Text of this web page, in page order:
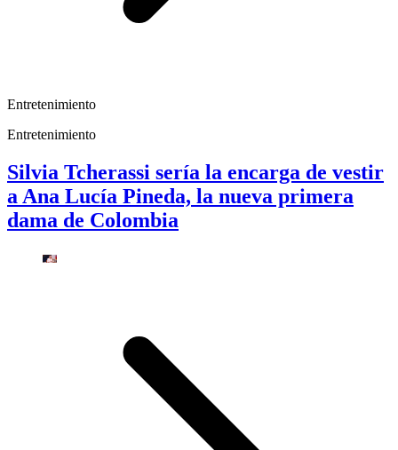
Entretenimiento
Entretenimiento
Silvia Tcherassi sería la encarga de vestir
a Ana Lucía Pineda, la nueva primera
dama de Colombia